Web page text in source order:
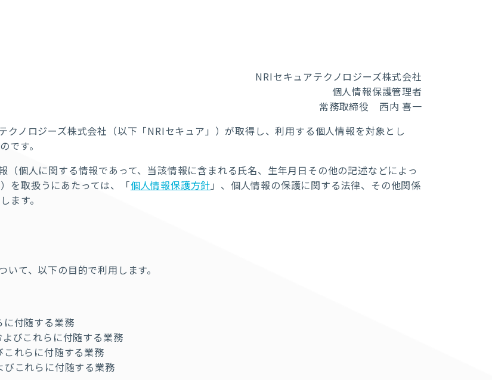
NRIセキュアテクノロジーズ株式会社
個人情報保護管理者
常務取締役 西内 喜一
ノロジーズ株式会社（以下「NRIセキュア」）が取得し、利用する個人情報を対象とし
です。
個人に関する情報であって、当該情報に含まれる氏名、生年月日その他の記述などによっ
を取扱うにあたっては、「個人情報保護方針 」、個人情報の保護に関する法律、その他関係
ます。
て、以下の目的で利用します。
付随する業務
びこれらに付随する業務
れらに付随する業務
これらに付随する業務